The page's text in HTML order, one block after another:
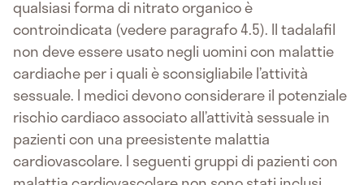
qualsiasi forma di nitrato organico è
controindicata (vedere paragrafo 4.5). Il tadalafil
non deve essere usato negli uomini con malattie
cardiache per i quali è sconsigliabile l’attività
sessuale. I medici devono considerare il potenziale
rischio cardiaco associato all’attività sessuale in
pazienti con una preesistente malattia
cardiovascolare. I seguenti gruppi di pazienti con